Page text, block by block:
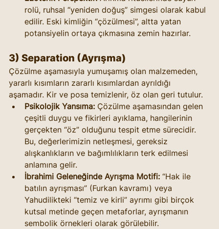
rolü, ruhsal “yeniden doğuş” simgesi olarak kabul
edilir. Eski kimliğin “çözülmesi”, altta yatan
potansiyelin ortaya çıkmasına zemin hazırlar.
3) Separation (Ayrışma)
Çözülme aşamasıyla yumuşamış olan malzemeden,
yararlı kısımların zararlı kısımlardan ayrıldığı
aşamadır. Kir ve posa temizlenir, öz olan geri tutulur.
Psikolojik Yansıma: Çözülme aşamasından gelen
çeşitli duygu ve fikirleri ayıklama, hangilerinin
gerçekten “öz” olduğunu tespit etme sürecidir.
Bu, değerlerimizin netleşmesi, gereksiz
alışkanlıkların ve bağımlılıkların terk edilmesi
anlamına gelir.
İbrahimi Geleneğinde Ayrışma Motifi: “Hak ile
batılın ayrışması” (Furkan kavramı) veya
Yahudilikteki “temiz ve kirli” ayrımı gibi birçok
kutsal metinde geçen metaforlar, ayrışmanın
sembolik örnekleri olarak görülebilir.